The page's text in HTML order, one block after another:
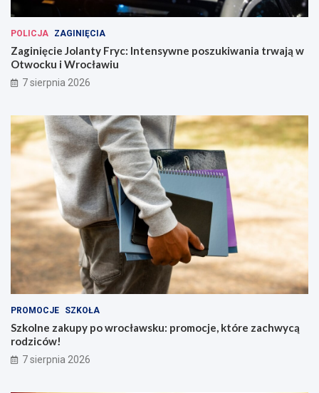
POLICJA ZAGINIĘCIA
Zaginięcie Jolanty Fryc: Intensywne poszukiwania trwają w
Otwocku i Wrocławiu
7 sierpnia 2026
PROMOCJE SZKOŁA
Szkolne zakupy po wrocławsku: promocje, które zachwycą
rodziców!
7 sierpnia 2026